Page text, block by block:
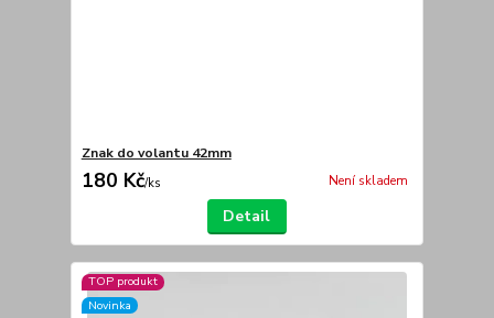
Znak do volantu 42mm
180 Kč/ks Není skladem
Detail
TOP produkt
Novinka